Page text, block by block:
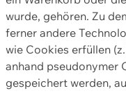
wurde, gehören. Zu
ferner andere
wie Cookies erfüllen
anhand pseudonymer
gespeichert werden,